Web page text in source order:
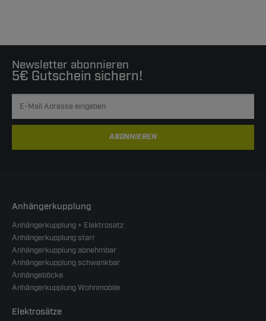
Newsletter abonnieren
5€ Gutschein sichern!
ABONNIEREN
Anhängerkupplung
Anhängerkupplung + Elektrosatz
Anhängerkupplung starr
Anhängerkupplung abnehmbar
Anhängerkupplung schwenkbar
Anhängeböcke
Anhängerkupplung Wohnmobile
Elektrosätze